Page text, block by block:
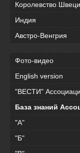
Королевство
Индия
Австро-Венгрия
Фото-видео
English version
"ВЕСТИ"
База знаний
"А"
"Б"